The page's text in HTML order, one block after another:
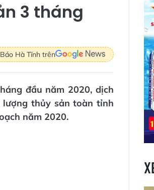
3 tháng
Hà Tĩnh trên
đầu năm 2020, dịch
lượng thủy sản toàn tỉnh
năm 2020.